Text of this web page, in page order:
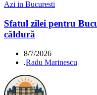
Azi in Bucuresti
Sfatul zilei pentru
căldură
8/7/2026
.Radu Marinescu